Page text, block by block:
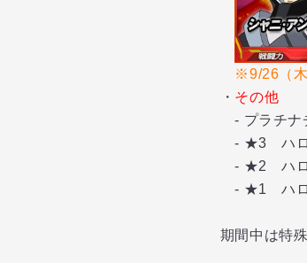
※9/26（
・ その他
- プラチナ
- ★3 ハロ（
- ★2 ハロ（
- ★1 ハロ（
期間中は特殊